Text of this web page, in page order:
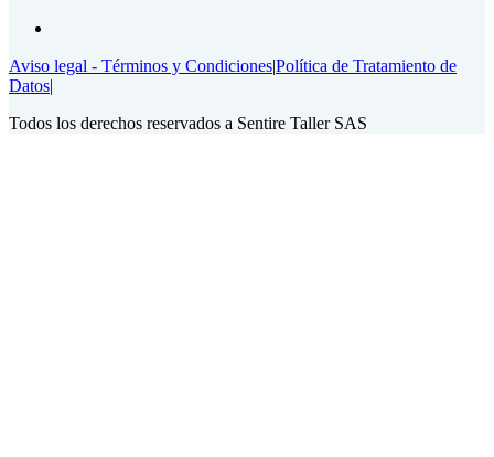
Aviso legal - Términos y Condiciones|Política de Tratamiento de
Datos|
Todos los derechos reservados a Sentire Taller SAS